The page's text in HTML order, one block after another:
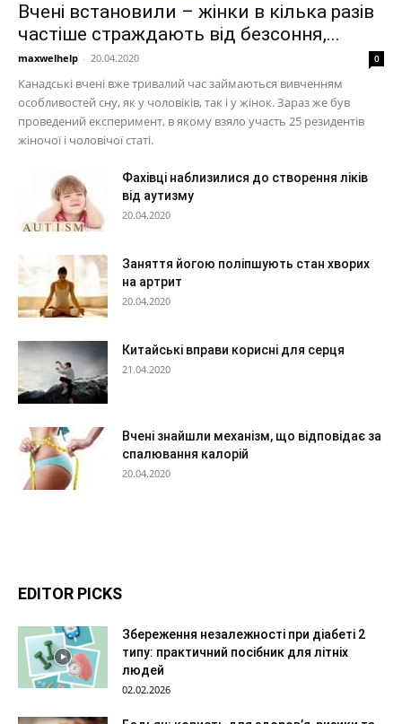
Вчені встановили – жінки в кілька разів
частіше страждають від безсоння,...
maxwelhelp - 20.04.2020 0
Канадські вчені вже тривалий час займаються вивченням
особливостей сну, як у чоловіків, так і у жінок. Зараз же був
проведений експеримент, в якому взяло участь 25 резидентів
жіночої і чоловічої статі.
Фахівці наблизилися до створення ліків
від аутизму
20.04.2020
Заняття йогою поліпшують стан хворих
на артрит
20.04.2020
Китайські вправи корисні для серця
21.04.2020
Вчені знайшли механізм, що відповідає за
спалювання калорій
20.04.2020
EDITOR PICKS
Збереження незалежності при діабеті 2
типу: практичний посібник для літніх
людей
02.02.2026